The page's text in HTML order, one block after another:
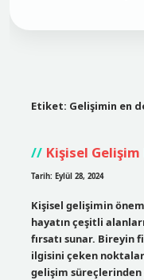
Etiket: Gelişimin en
Kişisel
Tarih: Eylül 28, 2024
Kişisel gelişimin
hayatın çeşitli
fırsatı sunar. Bireyin
ilgisini çeken
gelişim